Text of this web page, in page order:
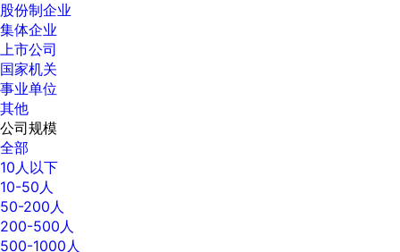
股份制企业
集体企业
上市公司
国家机关
事业单位
其他
公司规模
全部
10人以下
10-50人
50-200人
200-500人
500-1000人